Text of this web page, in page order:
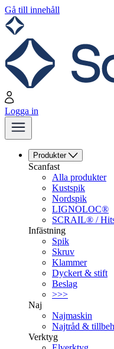
Gå till innehåll
Logga in
Produkter
Scanfast
Alla produkter
Kustspik
Nordspik
LIGNOLOC®
SCRAIL® /
Infästning
Spik
Skruv
Klammer
Dyckert & stift
Beslag
>>>
Naj
Najmaskin
Najtråd &
Verktyg